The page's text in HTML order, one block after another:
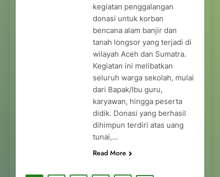
kegiatan penggalangan
donasi untuk korban
bencana alam banjir dan
tanah longsor yang terjadi di
wilayah Aceh dan Sumatra.
Kegiatan ini melibatkan
seluruh warga sekolah, mulai
dari Bapak/Ibu guru,
karyawan, hingga peserta
didik. Donasi yang berhasil
dihimpun terdiri atas uang
tunai,…
Read More